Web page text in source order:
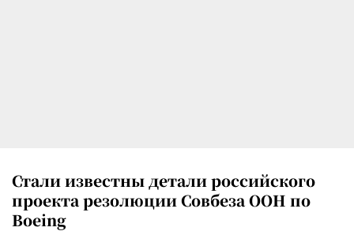
Стали известны детали российского
проекта резолюции Совбеза ООН по
Boeing